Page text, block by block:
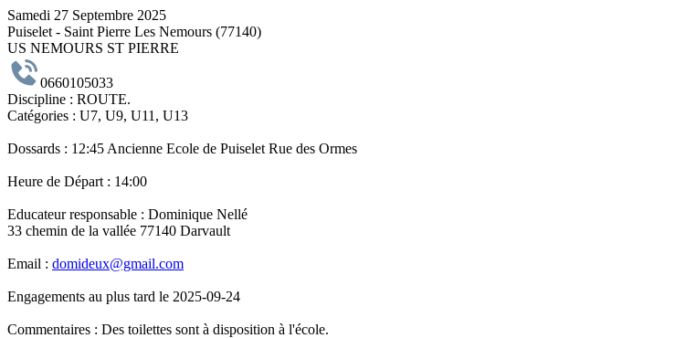
Samedi 27 Septembre 2025
Puiselet - Saint Pierre Les Nemours (77140)
US NEMOURS ST PIERRE
0660105033
Discipline : ROUTE.
Catégories : U7, U9, U11, U13
Dossards : 12:45 Ancienne Ecole de Puiselet Rue des Ormes
Heure de Départ : 14:00
Educateur responsable : Dominique Nellé
33 chemin de la vallée 77140 Darvault
Email : domideux@gmail.com
Engagements au plus tard le 2025-09-24
Commentaires : Des toilettes sont à disposition à l'école.